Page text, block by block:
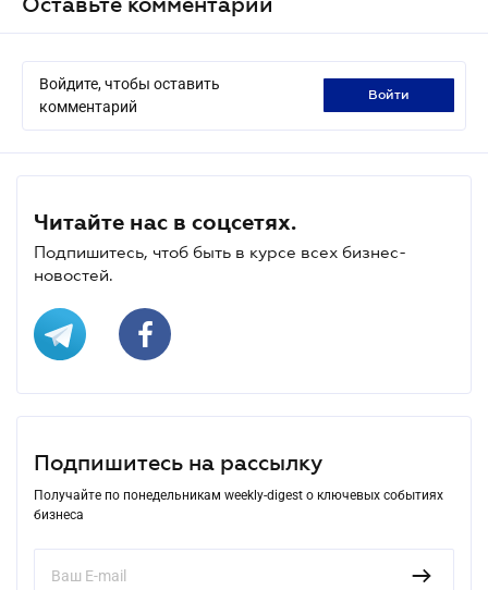
Войдите, чтобы оставить
комментарий
войти
Читайте нас в соцсетях.
Подпишитесь, чтоб быть в курсе всех бизнес-
новостей.
Подпишитесь на рассылку
Получайте по понедельникам weekly-digest о ключевых событиях
бизнеса